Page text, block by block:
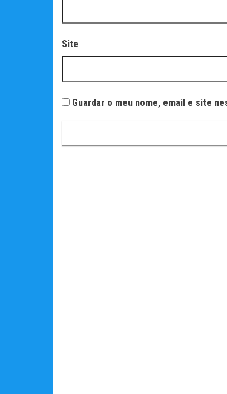
Site
Guardar o meu nome, email e site